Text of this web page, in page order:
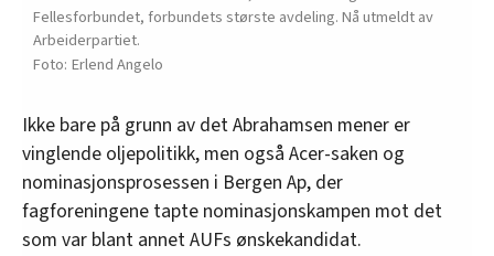
Fellesforbundet, forbundets største avdeling. Nå utmeldt av
Arbeiderpartiet.
Erlend Angelo
Ikke bare på grunn av det Abrahamsen mener er
vinglende oljepolitikk, men også Acer-saken og
nominasjonsprosessen i Bergen Ap, der
fagforeningene tapte nominasjonskampen mot det
som var blant annet AUFs ønskekandidat.